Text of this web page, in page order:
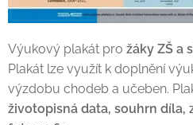
Výukový plakát pro žáky ZŠ a
Plakát lze využít k doplnění
výzdobu chodeb a učeben.
životopisná data, souhrn díla,